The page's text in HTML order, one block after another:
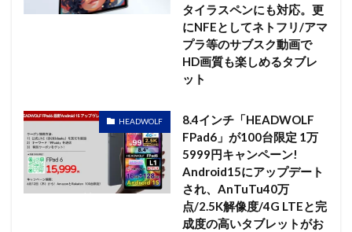
タイラスペンにも対応。更
にNFEとしてネトフリ/アマ
プラ等のサブスク動画で
HD画質も楽しめるタブレ
ット
HEADWOLF
8.4インチ「HEADWOLF
FPad6」が100台限定 1万
5999円キャンペーン!
Android15にアップデート
され、AnTuTu40万
点/2.5K解像度/4G LTEと完
成度の高いタブレットがお